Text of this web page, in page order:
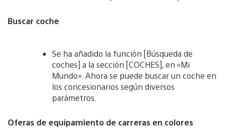
Buscar coche
Se ha añadido la función [Búsqueda de
coches] a la sección [COCHES], en «Mi
Mundo». Ahora se puede buscar un coche en
los concesionarios según diversos
parámetros.
Oferas de equipamiento de carreras en colores